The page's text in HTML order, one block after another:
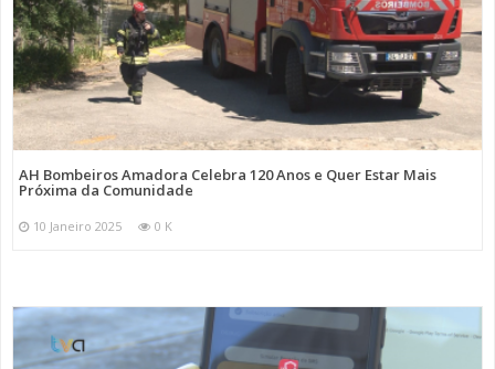
AH Bombeiros Amadora Celebra 120 Anos e Quer Estar Mais
Próxima da Comunidade
10 Janeiro 2025 0 K